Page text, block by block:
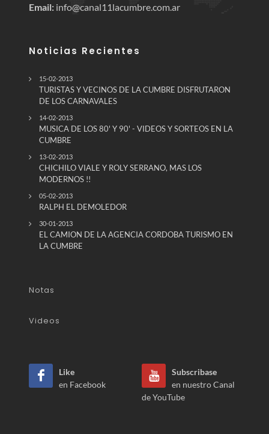
Email: info@canal11lacumbre.com.ar
Noticias Recientes
15-02-2013
TURISTAS Y VECINOS DE LA CUMBRE DISFRUTARON
DE LOS CARNAVALES
14-02-2013
MUSICA DE LOS 80' Y 90' - VIDEOS Y SORTEOS EN LA
CUMBRE
13-02-2013
CHICHILO VIALE Y ROLY SERRANO, MAS LOS
MODERNOS !!
05-02-2013
RALPH EL DEMOLEDOR
30-01-2013
EL CAMION DE LA AGENCIA CORDOBA TURISMO EN
LA CUMBRE
Notas
Videos
Like
en Facebook
Subscribase
en nuestro Canal
de YouTube